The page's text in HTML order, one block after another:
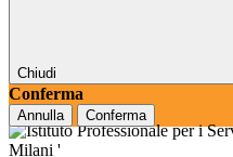
Chiudi
Conferma
Annulla Conferma